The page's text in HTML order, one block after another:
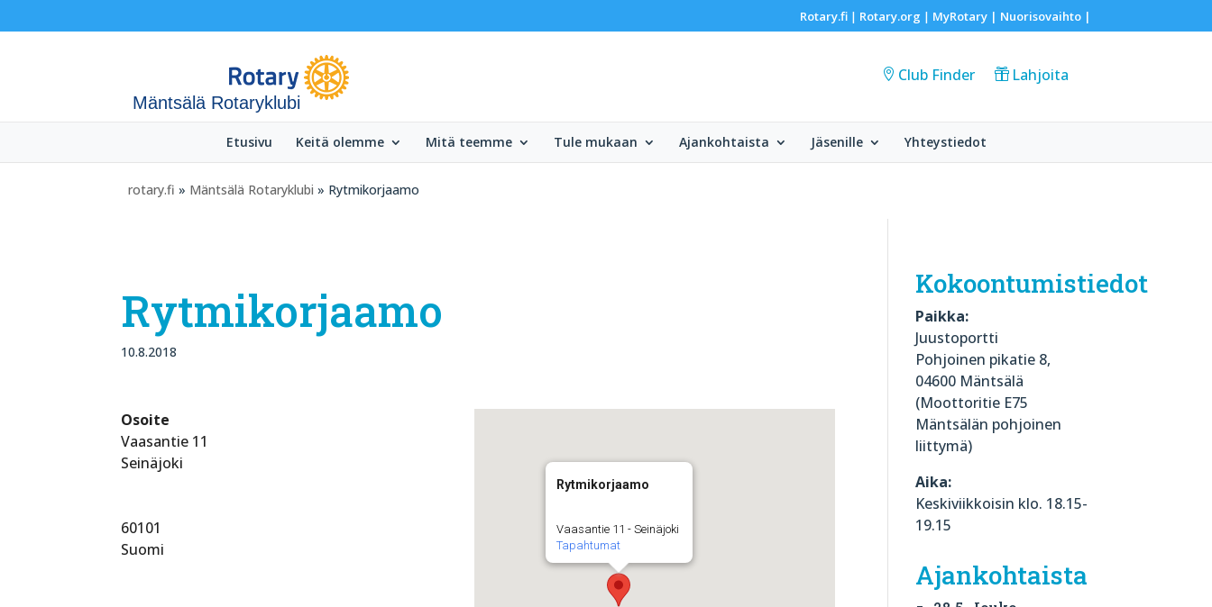
Rotary.fi| Rotary.org | MyRotary | Nuorisovaihto|
Mäntsälä Rotaryklubi
Club Finder Lahjoita
Etusivu Keitä olemme Mitä teemme Tule mukaan Ajankohtaista Jäsenille Yhteystiedot
rotary.fi » Mäntsälä Rotaryklubi » Rytmikorjaamo
Rytmikorjaamo
10.8.2018
Rytmikorjaamo
Vaasantie 11 - Seinäjoki
Tapahtumat
Osoite
Vaasantie 11
Seinäjoki
60101
Suomi
Kokoontumistiedot
Paikka:
Juustoportti
Pohjoinen pikatie 8,
04600 Mäntsälä
(Moottoritie E75
Mäntsälän pohjoinen
liittymä)
Aika:
Keskiviikkoisin klo. 18.15-
19.15
Ajankohtaista